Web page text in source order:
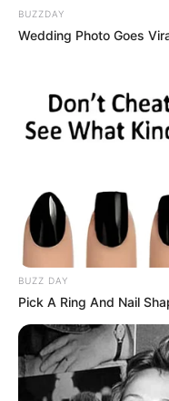
BUZZDAY
Wedding Photo Goes
BUZZ DAY
Pick A Ring And Nail